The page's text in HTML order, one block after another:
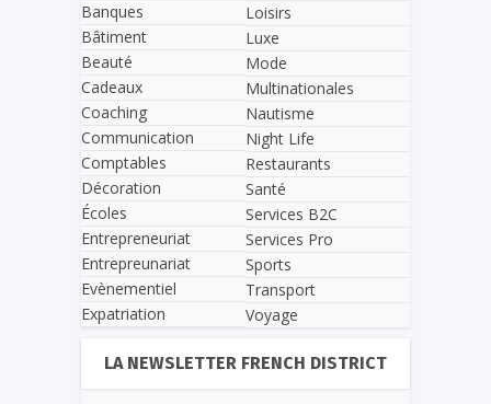
Banques
Bâtiment
Beauté
Cadeaux
Coaching
Communication
Comptables
Décoration
Écoles
Entrepreneuriat
Entrepreunariat
Evènementiel
Expatriation
Loisirs
Luxe
Mode
Multinationales
Nautisme
Night Life
Restaurants
Santé
Services B2C
Services Pro
Sports
Transport
Voyage
LA NEWSLETTER FRENCH DISTRICT